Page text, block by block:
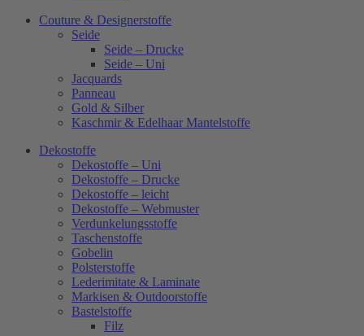
Couture & Designerstoffe
Seide
Seide – Drucke
Seide – Uni
Jacquards
Panneau
Gold & Silber
Kaschmir & Edelhaar Mantelstoffe
Dekostoffe
Dekostoffe – Uni
Dekostoffe – Drucke
Dekostoffe – leicht
Dekostoffe – Webmuster
Verdunkelungsstoffe
Taschenstoffe
Gobelin
Polsterstoffe
Lederimitate & Laminate
Markisen & Outdoorstoffe
Bastelstoffe
Filz